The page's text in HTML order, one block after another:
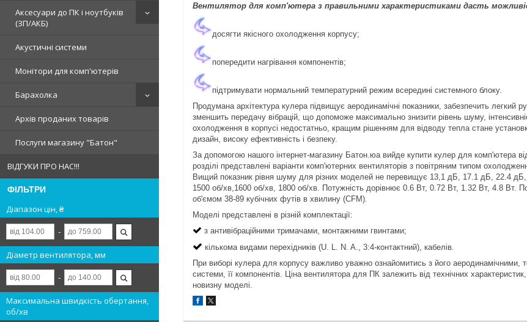
Аксесуари до ПК і ноутбуків
(ЗП/АКБ)
Акустичні системи
Монітори для комп'ютерів
Барахолка
Архів проданих товарів
Послуги магазину "Батон"
ВІДГУКИ ПРО НАС!!!
ФІЛЬТРИ
Діапазон цін, ₴
Діаметр вентилятора, мм
Максимальна швидкість обертання,
об/хв
Вентилятор для комп'ютера з правильними характеристиками дасть
досягти якісного охолодження корпусу;
попередити нагрівання компонентів;
підтримувати нормальний температурний режим всередині системного блоку.
Продумана архітектура кулера підвищує аеродинамічні показники, забезпечить легкий
зменшить передачу вібрацій, що допоможе максимально знизити рівень шуму,
охолодження в корпусі недостатньо, кращим рішенням для відводу тепла стане
дизайн, високу ефективність і безпеку.
За допомогою нашого інтернет-магазину Батон.юа вийде купити кулер для комп'ютера
розділі представлені варіанти комп'ютерних вентиляторів з повітряним типом
Вищий показник рівня шуму для різних моделей не перевищує 13,1 дБ, 17.1 дБ, 22.4
1500 об/хв,1600 об/хв, 1800 об/хв. Потужність дорівнює 0.6 Вт, 0.72 Вт, 1.32 Вт, 4.8 Вт.
об'ємом 38-89 кубічних футів в хвилину (CFM).
Моделі представлені в різній комплектації:
з антивібраційними тримачами, монтажними гвинтами;
кількома видами перехідників (U. L. N. A., 3:4-контактний), кабелів.
При виборі кулера для корпусу важливо уважно ознайомитись з його
системи, її компонентів. Ціна вентилятора для ПК залежить від технічних
новизну моделі.